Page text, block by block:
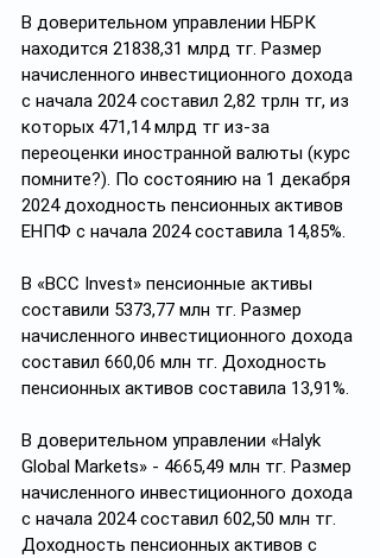
В доверительном управлении НБРК
находится 21838,31 млрд тг. Размер
начисленного инвестиционного дохода
с начала 2024 составил 2,82 трлн тг, из
которых 471,14 млрд тг из-за
переоценки иностранной валюты (курс
помните?). По состоянию на 1 декабря
2024 доходность пенсионных активов
ЕНПФ с начала 2024 составила 14,85%.
В «BCC Invest» пенсионные активы
составили 5373,77 млн тг. Размер
начисленного инвестиционного дохода
составил 660,06 млн тг. Доходность
пенсионных активов составила 13,91%.
В доверительном управлении «Halyk
Global Markets» - 4665,49 млн тг. Размер
начисленного инвестиционного дохода
с начала 2024 составил 602,50 млн тг.
Доходность пенсионных активов с